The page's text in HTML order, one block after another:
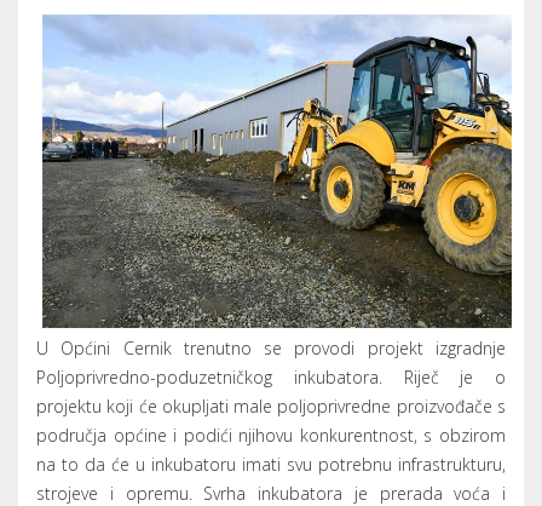
U Općini Cernik trenutno se provodi projekt izgradnje
Poljoprivredno-poduzetničkog inkubatora. Riječ je o
projektu koji će okupljati male poljoprivredne proizvođače s
područja općine i podići njihovu konkurentnost, s obzirom
na to da će u inkubatoru imati svu potrebnu infrastrukturu,
strojeve i opremu. Svrha inkubatora je prerada voća i